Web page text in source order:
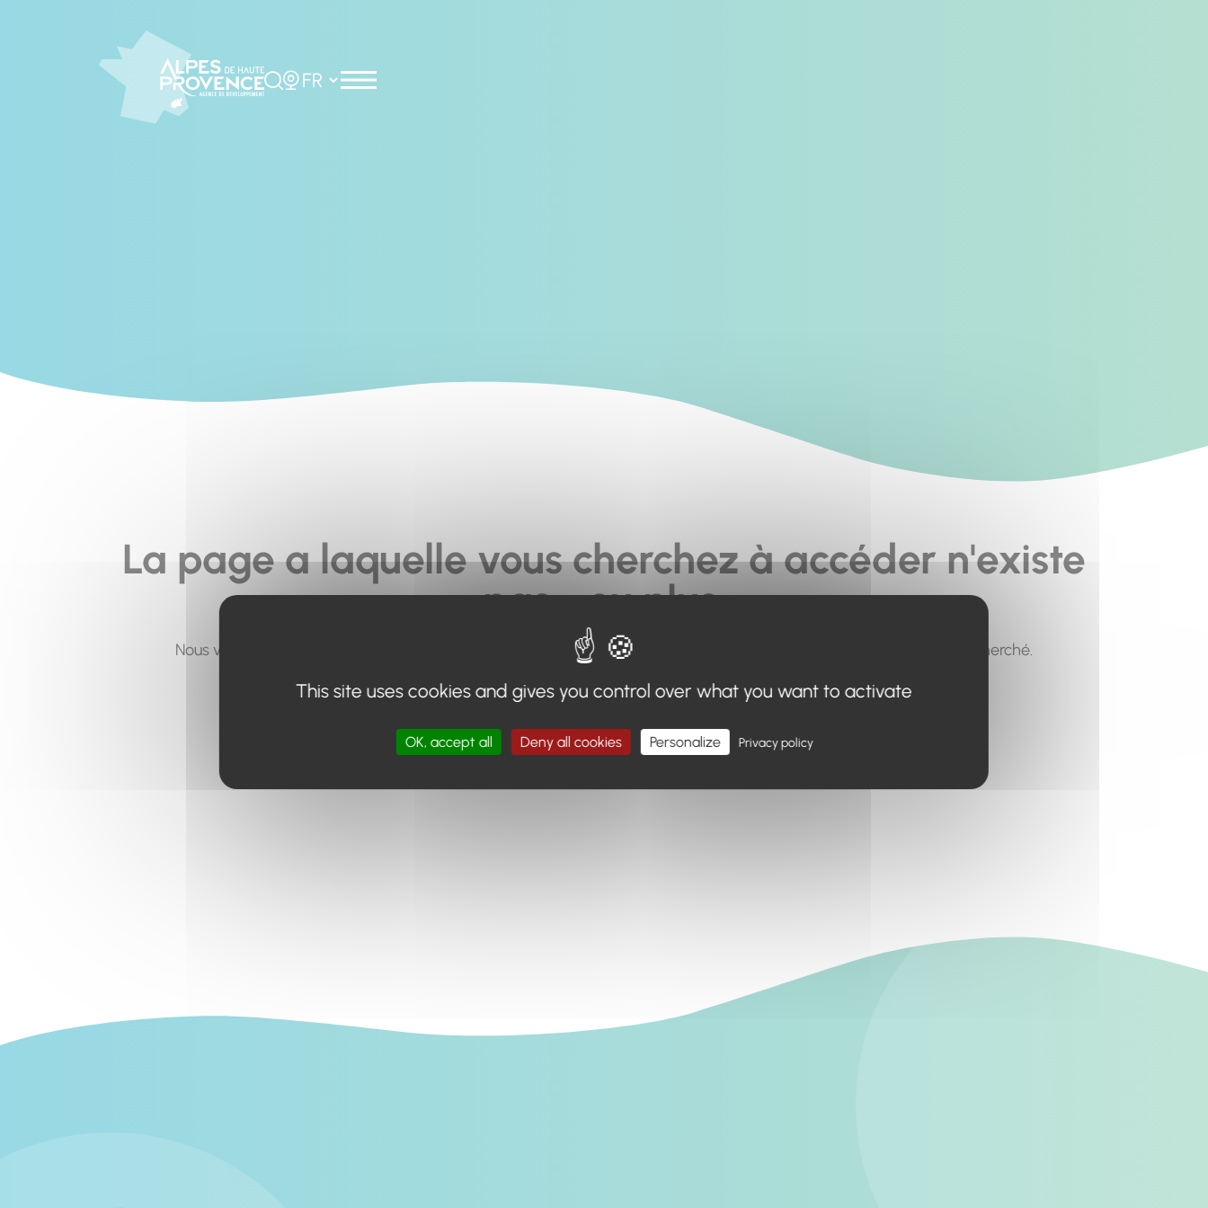
Rechercher
Choisir la langue
La page a laquelle vous cherchez à accéder n'existe
pas... ou plus.
Nous vous invitons à utiliser le moteur de recherche en haut de page, ou à utiliser le menu pour trouver le contenu recherché.
Retour à l'accueil
This site uses cookies and gives you control over what you want to activate
OK, accept all Deny all cookies Personalize Privacy policy